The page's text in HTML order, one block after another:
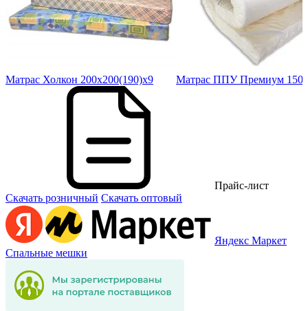
Матрас Холкон 200х200(190)х9 Матрас ППУ Премиум
Прайс-лист
Скачать розничный Скачать оптовый
Яндекс Маркет
Спальные мешки